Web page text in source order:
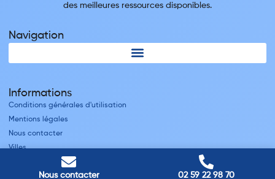
Nous contacter 02 59 22 98 70
des meilleures ressources disponibles.
Navigation
Informations
Conditions générales d'utilisation
Mentions légales
Nous contacter
Villes
Nos adresses